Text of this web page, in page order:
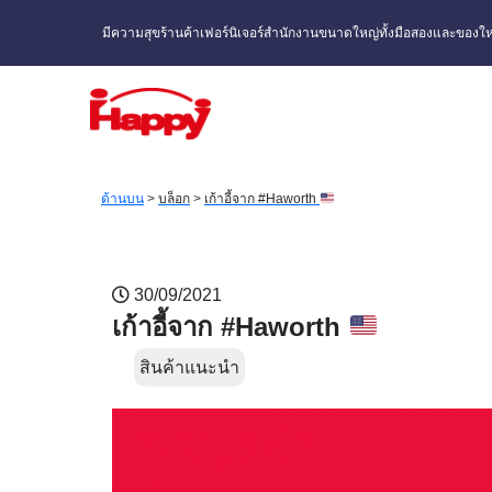
มีความสุขร้านค้าเฟอร์นิเจอร์สำนักงานขนาดใหญ่ทั้งมือสองและของใ
ด้านบน > บล็อก > เก้าอี้จาก #Haworth
30/09/2021
เก้าอี้จาก #Haworth
สินค้าแนะนำ